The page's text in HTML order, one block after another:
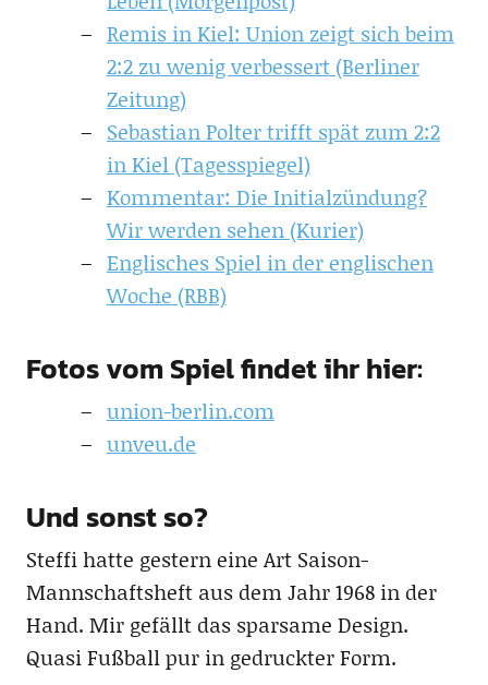
Remis in Kiel: Union zeigt sich beim
2:2 zu wenig verbessert (Berliner
Zeitung)
Sebastian Polter trifft spät zum 2:2
in Kiel (Tagesspiegel)
Kommentar: Die Initialzündung?
Wir werden sehen (Kurier)
Englisches Spiel in der englischen
Woche (RBB)
Fotos vom Spiel findet ihr hier:
union-berlin.com
unveu.de
Und sonst so?
Steffi hatte gestern eine Art Saison-
Mannschaftsheft aus dem Jahr 1968 in der
Hand. Mir gefällt das sparsame Design.
Quasi Fußball pur in gedruckter Form.